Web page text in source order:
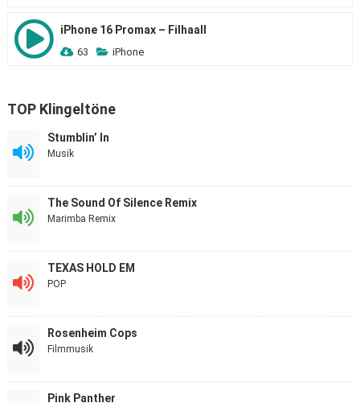
iPhone 16 Promax – Filhaall
63 iPhone
TOP Klingeltöne
Stumblin’ In
Musik
The Sound Of Silence Remix
Marimba Remix
TEXAS HOLD EM
POP
Rosenheim Cops
Filmmusik
Pink Panther